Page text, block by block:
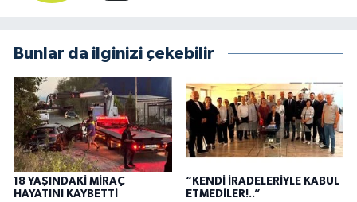
Bunlar da ilginizi çekebilir
18 YAŞINDAKİ MİRAÇ
HAYATINI KAYBETTİ
“KENDİ İRADELERİYLE KABUL
ETMEDİLER!..”